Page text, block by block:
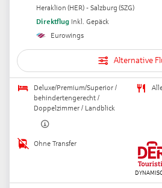
Heraklion (HER) - Salzburg (SZG)
Direktflug Inkl. Gepäck
Eurowings
Alternative
Deluxe/Premium/Superior /
behindertengerecht /
Doppelzimmer / Landblick
Ohne Transfer